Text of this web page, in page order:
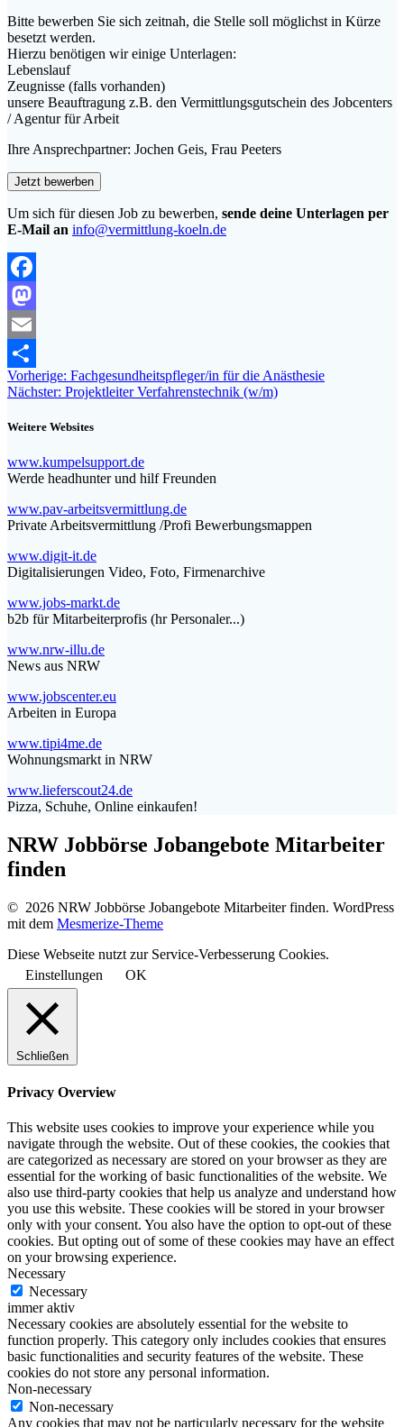
Bitte bewerben Sie sich zeitnah, die Stelle soll möglichst in Kürze
besetzt werden.
Hierzu benötigen wir einige Unterlagen:
Lebenslauf
Zeugnisse (falls vorhanden)
unsere Beauftragung z.B. den Vermittlungsgutschein des Jobcenters
/ Agentur für Arbeit
Ihre Ansprechpartner: Jochen Geis, Frau Peeters
Um sich für diesen Job zu bewerben, sende deine Unterlagen per
E-Mail an info@vermittlung-koeln.de
Facebook
Mastodon
Email
Teilen
Beitragsnavigation
Vorherige: Vorheriger
Beitrag:
Fachgesundheitspfleger/in für die Anästhesie
Nächster: Nächster
Projektleiter Verfahrenstechnik (w/m)
Weitere Websites
www.kumpelsupport.de
Werde headhunter und hilf Freunden
www.pav-arbeitsvermittlung.de
Private Arbeitsvermittlung /Profi Bewerbungsmappen
www.digit-it.de
Digitalisierungen Video, Foto, Firmenarchive
www.jobs-markt.de
b2b für Mitarbeiterprofis (hr Personaler...)
www.nrw-illu.de
News aus NRW
www.jobscenter.eu
Arbeiten in Europa
www.tipi4me.de
Wohnungsmarkt in NRW
www.lieferscout24.de
Pizza, Schuhe, Online einkaufen!
NRW Jobbörse Jobangebote Mitarbeiter
finden
© 2026 NRW Jobbörse Jobangebote Mitarbeiter finden. WordPress
mit dem Mesmerize-Theme
Diese Webseite nutzt zur Service-Verbesserung Cookies.
Einstellungen
OK
Schließen
Privacy Overview
This website uses cookies to improve your experience while you
navigate through the website. Out of these cookies, the cookies that
are categorized as necessary are stored on your browser as they are
essential for the working of basic functionalities of the website. We
also use third-party cookies that help us analyze and understand how
you use this website. These cookies will be stored in your browser
only with your consent. You also have the option to opt-out of these
cookies. But opting out of some of these cookies may have an effect
on your browsing experience.
Necessary
Necessary
immer aktiv
Necessary cookies are absolutely essential for the website to
function properly. This category only includes cookies that ensures
basic functionalities and security features of the website. These
cookies do not store any personal information.
Non-necessary
Non-necessary
Any cookies that may not be particularly necessary for the website